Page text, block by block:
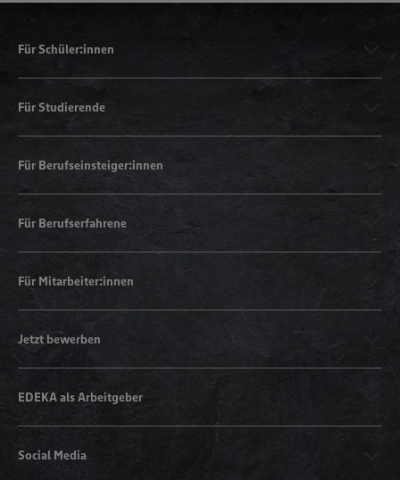
Für Schüler:innen
Für Studierende
Für Berufseinsteiger:innen
Für Berufserfahrene
Für Mitarbeiter:innen
Jetzt bewerben
EDEKA als Arbeitgeber
Social Media